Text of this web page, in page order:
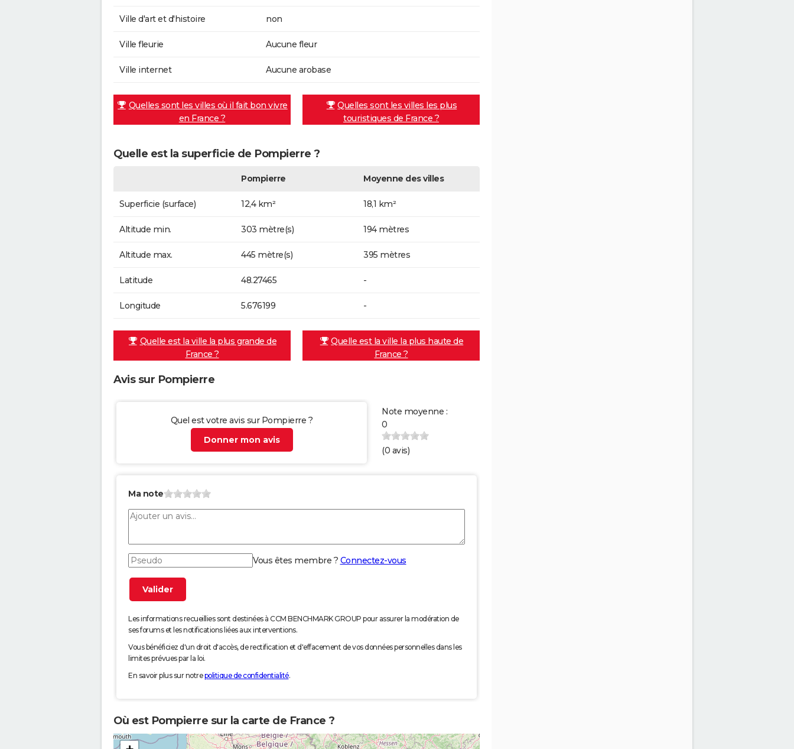
Ville d'art et d'histoire non
Ville fleurie Aucune fleur
Ville internet Aucune arobase
Quelles sont les villes où il fait bon vivre
en France ?
Quelles sont les villes les plus
touristiques de France ?
Quelle est la superficie de Pompierre ?
Pompierre Moyenne des villes
Superficie (surface) 12,4 km² 18,1 km²
Altitude min. 303 mètre(s) 194 mètres
Altitude max. 445 mètre(s) 395 mètres
Latitude 48.27465 -
Longitude 5.676199 -
Quelle est la ville la plus grande de
France ?
Quelle est la ville la plus haute de
France ?
Avis sur Pompierre
Quel est votre avis sur Pompierre ?
Donner mon avis
Note moyenne :
0
(0 avis)
Ma note
Vous êtes membre ? Connectez-vous
Les informations recueillies sont destinées à CCM BENCHMARK GROUP pour assurer la modération de
ses forums et les notifications liées aux interventions.
Vous bénéficiez d'un droit d'accès, de rectification et d'effacement de vos données personnelles dans les
limites prévues par la loi.
En savoir plus sur notrepolitique de confidentialité.
Où est Pompierre sur la carte de France ?